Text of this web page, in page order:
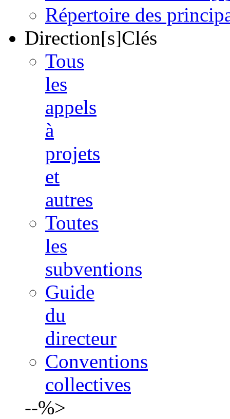
Répertoire des
Direction[s]Clés
Tous
les
appels
à
projets
et
autres
Toutes
les
subventions
Guide
du
directeur
Conventions
collectives
--%>